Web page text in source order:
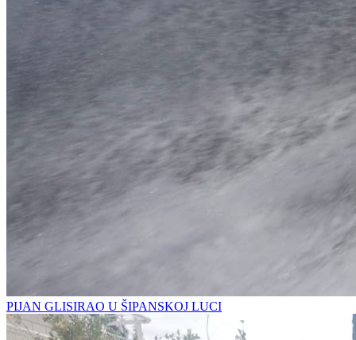
PIJAN GLISIRAO U ŠIPANSKOJ LUCI